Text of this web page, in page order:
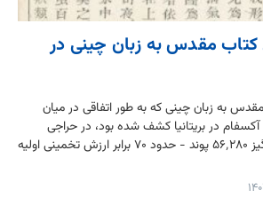
کتاب مقدس به زبان چینی در
به زبان چینی که به طور اتفاقی در میان
آکسفام در بریتانیا کشف شده بود، در حراجی
بونهامز با قیمت حیرت‌انگیز ۵۶٬۲۸۰ پوند - حدود ۷۰ برابر ارزش تخمینی اولیه